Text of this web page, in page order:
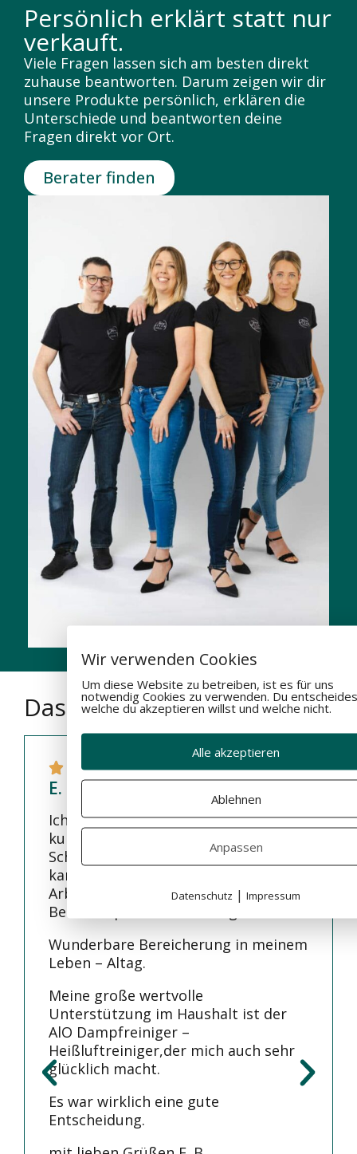
Persönlich erklärt statt nur
verkauft.
Viele Fragen lassen sich am besten direkt
zuhause beantworten. Darum zeigen wir dir
unsere Produkte persönlich, erklären die
Unterschiede und beantworten deine
Fragen direkt vor Ort.
Berater finden
Das sagen unsere Kunden
E. B.
Ich bin sehr Dankbar. Schlafe seit
kurzer Zeit auf einer ifibr
Schlafauflage sehr gut u. mein Körper
kann sich nach einen langen
Arbeitstag in kürze entspannen
Belastunqsschmerzen klingen ab.
Wunderbare Bereicherung in meinem
Leben – Altag.
Meine große wertvolle
Unterstützung im Haushalt ist der
AlO Dampfreiniger –
Heißluftreiniger,der mich auch sehr
glücklich macht.
Es war wirklich eine gute
Entscheidung.
Wir verwenden Cookies
Um diese Website zu betreiben, ist es für uns
notwendig Cookies zu verwenden. Du
welche du akzeptieren willst und welche nicht.
Alle akzeptieren
Ablehnen
Anpassen
Datenschutz | Impressum